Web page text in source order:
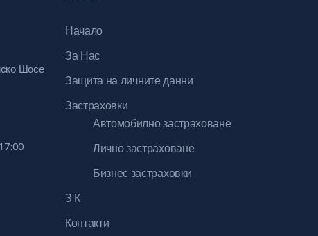
Шосе
Начало
За Нас
Защита на личните данни
Застраховки
Автомобилно застраховане
Лично застраховане
Бизнес застраховки
З К
Контакти